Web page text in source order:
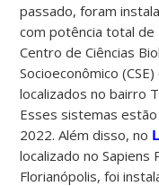
passado, foram
com potência total
Centro de Ciências
Socioeconômico
localizados no bairro
Esses sistemas
2022. Além disso, no
localizado no Sapiens
Florianópolis, foi